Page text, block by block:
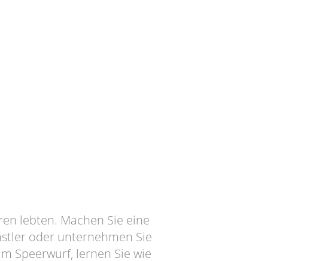
lebten. Machen Sie eine
oder unternehmen Sie
Speerwurf, lernen Sie wie